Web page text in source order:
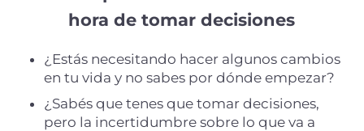
hora de tomar decisiones
¿Estás necesitando hacer algunos cambios
en tu vida y no sabes por dónde empezar?
¿Sabés que tenes que tomar decisiones,
pero la incertidumbre sobre lo que va a